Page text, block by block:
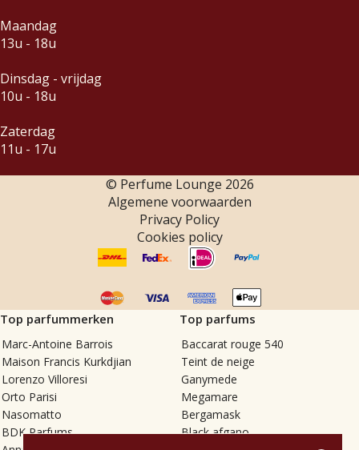
Maandag
13u - 18u
Dinsdag - vrijdag
10u - 18u
Zaterdag
11u - 17u
© Perfume Lounge 2026
Algemene voorwaarden
Privacy Policy
Cookies policy
Top parfummerken
Marc-Antoine Barrois
Maison Francis Kurkdjian
Lorenzo Villoresi
Orto Parisi
Nasomatto
BDK Parfums
Top parfums
Baccarat rouge 540
Teint de neige
Ganymede
Megamare
Bergamask
Black afgano